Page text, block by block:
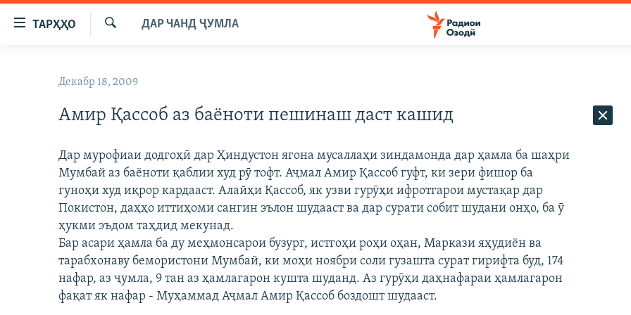
Пайвандҳои
дастрасӣ
ТАРҲҲО
ИҚТИСОД
ҚАЗИЯИ "КРОКУС"
ОСИЁИ МАРКАЗӢ
МЕҲМОНИ ОЗОДӢ
ГАПИ ОЗОД
РӮЗГОРИ МУҲОҶИР
ТАҲҚИҚОТ
ҶАНГ ДАР УКРАИНА
НАЗАРИ МАРДУМ
БЛОГИСТОН
ОЗОДӢ ОНЛАЙН
ЧАНДРАСОНАӢ
НИГОРИСТОН
РӮЙХАТҲО
КИТОБҲОИ ОЗОДӢ
ДАР ЧАНД ҶУМЛА
Декабр 18, 2009
Амир Қассоб аз баёноти пешинаш даст кашид
Дар мурофиаи додгоҳӣ дар Ҳиндустон ягона мусаллаҳи зиндамонда дар ҳамла ба шаҳри
Мумбай аз баёноти қаблии худ рӯ тофт. Аҷмал Амир Қассоб гуфт, ки зери фишор ба
гуноҳи худ иқрор кардааст. Алайҳи Қассоб, як узви гурӯҳи ифротгарои мустақар дар
Покистон, даҳҳо иттиҳоми сангин эълон шудааст ва дар сурати собит шудани онҳо, ба ӯ
ҳукми эъдом таҳдид мекунад.
Бар асари ҳамла ба ду меҳмонсарои бузург, истгоҳи роҳи оҳан, Маркази яҳудиён ва
тарабхонаву бемористони Мумбай, ки моҳи ноябри соли гузашта сурат гирифта буд, 174
нафар, аз ҷумла, 9 тан аз ҳамлагарон кушта шуданд. Аз гурӯҳи даҳнафараи ҳамлагарон
фақат як нафар - Муҳаммад Аҷмал Амир Қассоб боздошт шудааст.